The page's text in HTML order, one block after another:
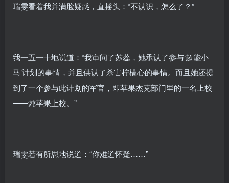
瑞雯看着我并满脸疑惑，直摇头：“不认识，怎么了？”
我一五一十地说道：“我审问了苏蕊，她承认了参与‘超能小
马’计划的事情，并且供认了杀害柠檬心的事情。而且她还提
到了一个参与此计划的军官，即苹果杰克部门里的一名上校
——炖苹果上校。”
瑞雯若有所思地说道：“你难道怀疑……”